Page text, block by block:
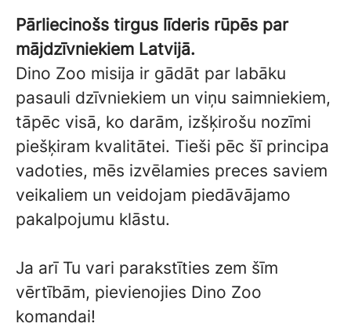
Pārliecinošs tirgus līderis rūpēs par
mājdzīvniekiem Latvijā.
Dino Zoo misija ir gādāt par labāku
pasauli dzīvniekiem un viņu saimniekiem,
tāpēc visā, ko darām, izšķirošu nozīmi
piešķiram kvalitātei. Tieši pēc šī principa
vadoties, mēs izvēlamies preces saviem
veikaliem un veidojam piedāvājamo
pakalpojumu klāstu.
Ja arī Tu vari parakstīties zem šīm
vērtībām, pievienojies Dino Zoo
komandai!